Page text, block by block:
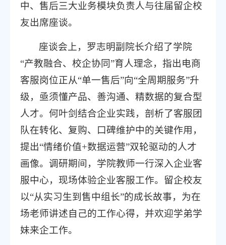
中、售后三大业务模块负责人与往届留企校
友出席座谈。
座谈会上，罗志明副院长介绍了学院
“产教融合、校企协同”育人理念，指出电商
客服岗位正从“单一售后”向“全周期服务”升
级，亟须懂产品、善沟通、精数据的复合型
人才。何叶剑结合企业实践，剖析了客服团
队在转化、复购、口碑维护中的关键作用，
提出“情绪价值+数据运营”双轮驱动的人才
画像。调研期间，学院教师一行深入企业客
服中心，现场体验企业客服工作。留企校友
以“从实习生到售中组长”的成长故事，为在
场老师讲述自己的工作心得，并欢迎学弟学
妹来企工作。